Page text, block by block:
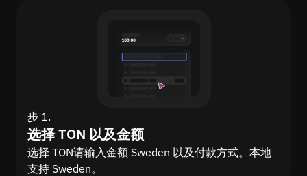
步 1.
选择 TON 以及金额
选择 TON请输入金额 Sweden 以及付款方式。本地
支持 Sweden。